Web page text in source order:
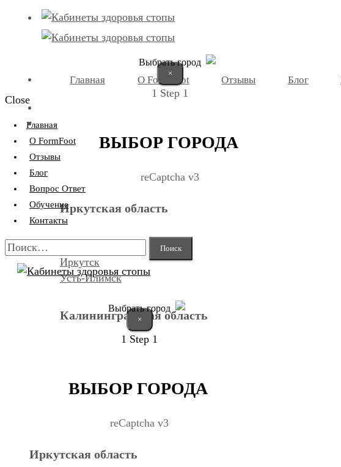
Выбрать город
×
1 Step 1
ВЫБОР ГОРОДА
reCaptcha v3
Иркутская область
Иркутск
Усть-Илимск
Калининградская область
Курган
Главная О FormFoot Отзывы Блог
Close
Главная
О FormFoot
Отзывы
Блог
Вопрос Ответ
Обучение
Контакты
Найти:
Выбрать город
×
1 Step 1
ВЫБОР ГОРОДА
reCaptcha v3
Иркутская область